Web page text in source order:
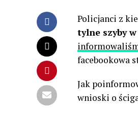
Policjanci z
tylne szyby
facebookowa
Jak
wnioski o